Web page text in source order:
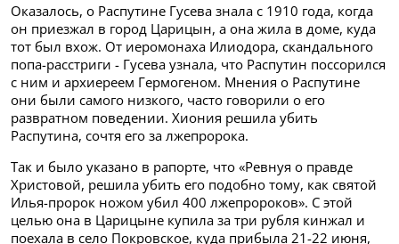
Оказалось, о Распутине Гусева знала с 1910 года, когда
он приезжал в город Царицын, а она жила в доме, куда
тот был вхож. От иеромонаха Илиодора, скандального
попа-расстриги - Гусева узнала, что Распутин поссорился
с ним и архиереем Гермогеном. Мнения о Распутине
они были самого низкого, часто говорили о его
развратном поведении. Хиония решила убить
Распутина, сочтя его за лже­пророка.
Так и было указано в рапорте, что «Ревнуя о правде
Христовой, решила убить его подобно тому, как святой
Илья-пророк ножом убил 400 лжепророков». С этой
целью она в Царицыне купила за три рубля кинжал и
поехала в село Покровское, куда прибыла 21-22 июня,